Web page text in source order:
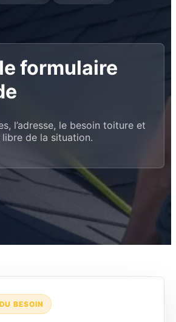
formulaire
l’adresse, le besoin toiture et
de la situation.
BESOIN